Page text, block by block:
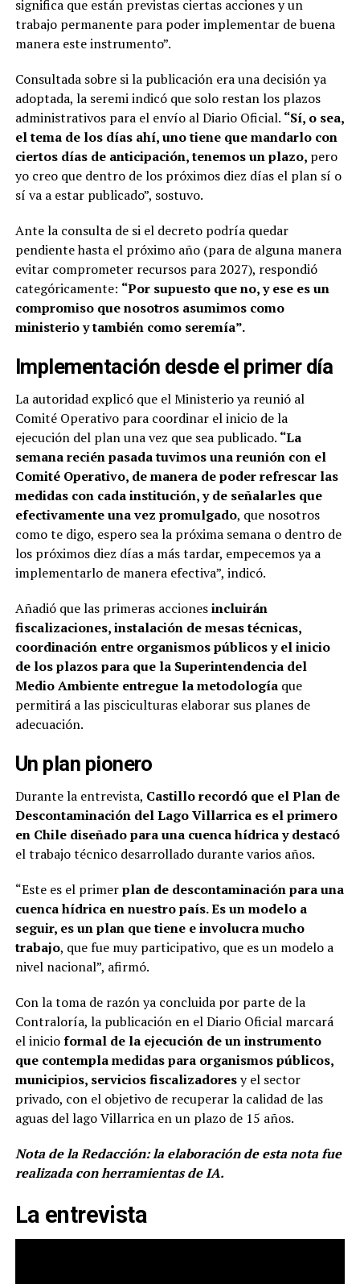
significa que están previstas ciertas acciones y un
trabajo permanente para poder implementar de buena
manera este instrumento”.
Consultada sobre si la publicación era una decisión ya
adoptada, la seremi indicó que solo restan los plazos
administrativos para el envío al Diario Oficial. “Sí, o sea,
el tema de los días ahí, uno tiene que mandarlo con
ciertos días de anticipación, tenemos un plazo, pero
yo creo que dentro de los próximos diez días el plan sí o
sí va a estar publicado”, sostuvo.
Ante la consulta de si el decreto podría quedar
pendiente hasta el próximo año (para de alguna manera
evitar comprometer recursos para 2027), respondió
categóricamente: “Por supuesto que no, y ese es un
compromiso que nosotros asumimos como
ministerio y también como seremía”.
Implementación desde el primer día
La autoridad explicó que el Ministerio ya reunió al
Comité Operativo para coordinar el inicio de la
ejecución del plan una vez que sea publicado. “La
semana recién pasada tuvimos una reunión con el
Comité Operativo, de manera de poder refrescar las
medidas con cada institución, y de señalarles que
efectivamente una vez promulgado, que nosotros
como te digo, espero sea la próxima semana o dentro de
los próximos diez días a más tardar, empecemos ya a
implementarlo de manera efectiva”, indicó.
Añadió que las primeras accionesincluirán
fiscalizaciones, instalación de mesas técnicas,
coordinación entre organismos públicos y el inicio
de los plazos para que la Superintendencia del
Medio Ambiente entregue la metodología que
permitirá a las pisciculturas elaborar sus planes de
adecuación.
Un plan pionero
Durante la entrevista, Castillo recordó que el Plan de
Descontaminación del Lago Villarrica es el primero
en Chile diseñado para una cuenca hídrica y destacó
el trabajo técnico desarrollado durante varios años.
“Este es el primerplan de descontaminación para una
cuenca hídrica en nuestro país. Es un modelo a
seguir, es un plan que tiene e involucra mucho
trabajo, que fue muy participativo, que es un modelo a
nivel nacional”, afirmó.
Con la toma de razón ya concluida por parte de la
Contraloría, la publicación en el Diario Oficial marcará
el inicioformal de la ejecución de un instrumento
que contempla medidas para organismos públicos,
municipios, servicios fiscalizadoresy el sector
privado, con el objetivo de recuperar la calidad de las
aguas del lago Villarrica en un plazo de 15 años.
Nota de la Redacción: la elaboración de esta nota fue
realizada con herramientas de IA.
La entrevista